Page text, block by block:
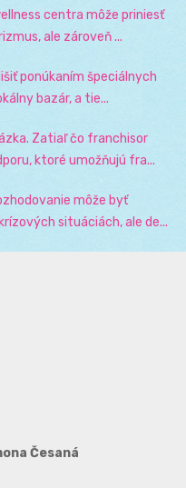
centra môže priniesť
ale zároveň ...
ponúkaním špeciálnych
bazár, a tie...
Zatiaľ čo franchisor
ktoré umožňujú fra...
môže byť
situáciách, ale de...
Česaná